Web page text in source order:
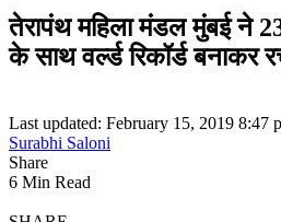
तेरापंथ महिला मंडल मुंबई ने
के साथ वर्ल्ड रिकॉर्ड बनाकर
Last updated: February 15, 2019 8:47
Surabhi Saloni
Share
6 Min Read